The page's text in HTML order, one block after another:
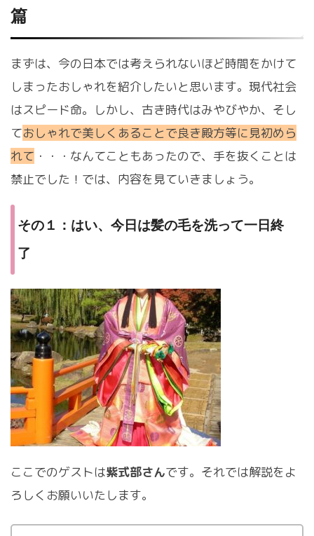
篇
まずは、今の日本では考えられないほど時間をかけて
しまったおしゃれを紹介したいと思います。現代社会
はスピード命。しかし、古き時代はみやびやか、そし
ておしゃれで美しくあることで良き殿方等に見初めら
れて ・・・なんてこともあったので、手を抜くことは
禁止でした！では、内容を見ていきましょう。
その１：はい、今日は髪の毛を洗って一日終
了
ここでのゲストは紫式部さんです。それでは解説をよ
ろしくお願いいたします。